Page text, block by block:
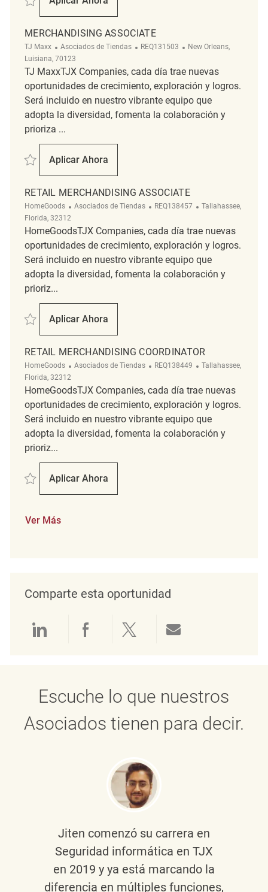
Retail Merchandise Associate
MERCHANDISING ASSOCIATE
TJ Maxx Categoría
Asociados de Tiendas ReqId
REQ131503 Ubicación
New Orleans,
Luisiana, 70123
TJ MaxxTJX Companies, cada día trae nuevas
oportunidades de crecimiento, exploración y logros.
Será incluido en nuestro vibrante equipo que
adopta la diversidad, fomenta la colaboración y
prioriza ...
Salvar merchandising associate REQ131503
Aplicar Ahora
Merchandising Associate
RETAIL MERCHANDISING ASSOCIATE
HomeGoods Categoría
Asociados de Tiendas ReqId
REQ138457 Ubicación
Tallahassee,
Florida, 32312
HomeGoodsTJX Companies, cada día trae nuevas
oportunidades de crecimiento, exploración y logros.
Será incluido en nuestro vibrante equipo que
adopta la diversidad, fomenta la colaboración y
prioriz...
Salvar Retail Merchandising Associate REQ138457
Aplicar Ahora
Retail Merchandising Associate
RETAIL MERCHANDISING COORDINATOR
HomeGoods Categoría
Asociados de Tiendas ReqId
REQ138449 Ubicación
Tallahassee,
Florida, 32312
HomeGoodsTJX Companies, cada día trae nuevas
oportunidades de crecimiento, exploración y logros.
Será incluido en nuestro vibrante equipo que
adopta la diversidad, fomenta la colaboración y
prioriz...
Salvar Retail Merchandising Coordinator REQ138449
Aplicar Ahora
Retail Merchandising Coordinator
Ver Más
Comparte esta oportunidad
Compartir a través de LinkedIn
Compartir a través de
Compartir a través
Escuche lo que nuestros
Asociados tienen para decir.
Jiten comenzó su carrera en
Seguridad informática en TJX
en 2019 y ya está marcando la
diferencia en múltiples funciones,